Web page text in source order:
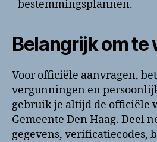
bestemmingsplannen.
Belangrijk om te
Voor officiële aanvragen,
vergunningen en
gebruik je altijd de officiële
Gemeente Den Haag. Deel
gegevens, verificatiecodes,